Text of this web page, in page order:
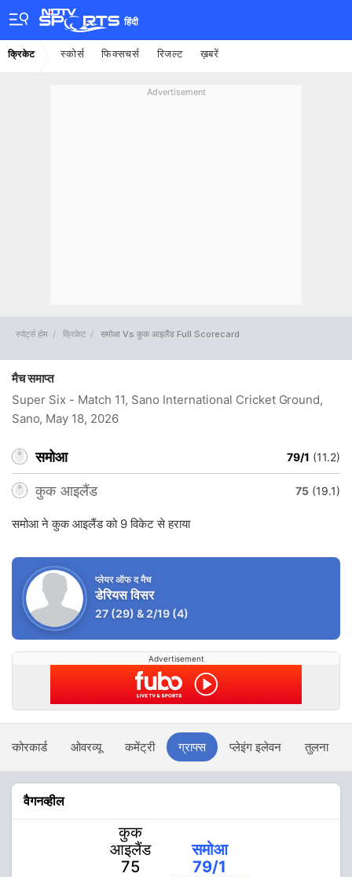
हिंदी
क्रिकेट स्कोर्स फिक्सचर्स रिजल्ट ख़बरें
Advertisement
स्पोर्ट्स होम क्रिकेट समोआ Vs कुक आइलैंड Full Scorecard
मैच समाप्त
Super Six - Match 11, Sano International Cricket Ground,
Sano, May 18, 2026
समोआ 79/1 (11.2)
कुक आइलैंड 75 (19.1)
समोआ ने कुक आइलैंड को 9 विकेट से हराया
प्लेयर ऑफ द मैच
डेरियस विसर
27 (29) &2/19 (4)
Advertisement
स्कोरकार्ड ओवरव्यू कमेंट्री ग्राफ्स प्लेइंग इलेवन तुलना
वैगनव्हील
कुक
आइलैंड
75
समोआ
79/1